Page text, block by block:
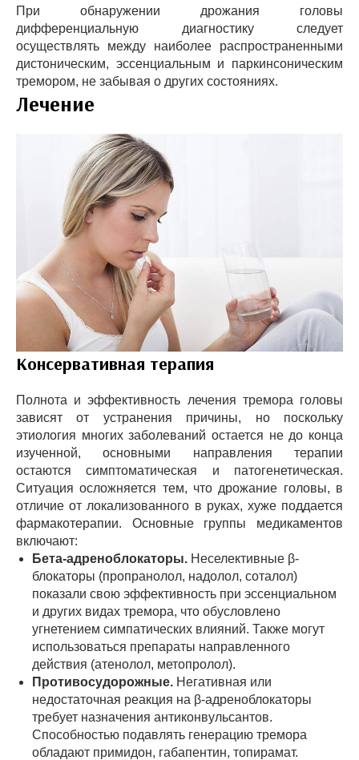
При обнаружении дрожания головы
дифференциальную диагностику следует
осуществлять между наиболее распространенными
дистоническим, эссенциальным и паркинсоническим
тремором, не забывая о других состояниях.
Лечение
Консервативная терапия
Полнота и эффективность лечения тремора головы
зависят от устранения причины, но поскольку
этиология многих заболеваний остается не до конца
изученной, основными направления терапии
остаются симптоматическая и патогенетическая.
Ситуация осложняется тем, что дрожание головы, в
отличие от локализованного в руках, хуже поддается
фармакотерапии. Основные группы медикаментов
включают:
Бета-адреноблокаторы. Неселективные β-
блокаторы (пропранолол, надолол, соталол)
показали свою эффективность при эссенциальном
и других видах тремора, что обусловлено
угнетением симпатических влияний. Также могут
использоваться препараты направленного
действия (атенолол, метопролол).
Противосудорожные. Негативная или
недостаточная реакция на β-адреноблокаторы
требует назначения антиконвульсантов.
Способностью подавлять генерацию тремора
обладают примидон, габапентин, топирамат.